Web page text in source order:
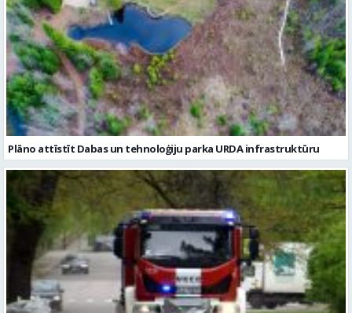
Plāno attīstīt Dabas un tehnoloģiju parka URDA infrastruktūru